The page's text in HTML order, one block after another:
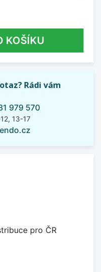
KOŠÍKU
Rádi vám
979 570
13-17
pro ČR